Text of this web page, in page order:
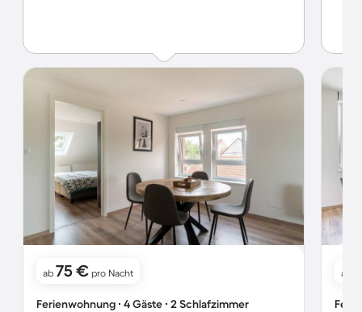
ab 75 € pro Nacht
Ferienwohnung ∙ 4 Gäste ∙ 2 Schlafzimmer
ab